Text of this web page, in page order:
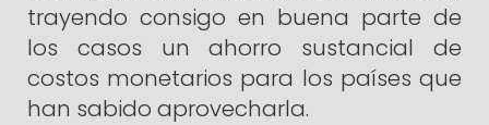
trayendo consigo en buena parte de
los casos un ahorro sustancial de
costos monetarios para los países que
han sabido aprovecharla.